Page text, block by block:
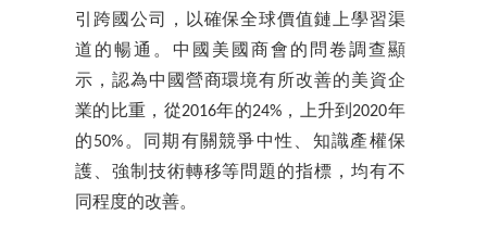
引跨國公司，以確保全球價值鏈上學習渠
道的暢通。中國美國商會的問卷調查顯
示，認為中國營商環境有所改善的美資企
業的比重，從2016年的24%，上升到2020年
的50%。同期有關競爭中性、知識產權保
護、強制技術轉移等問題的指標，均有不
同程度的改善。